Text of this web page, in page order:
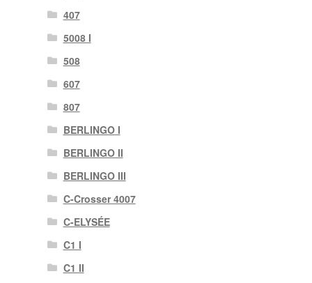
407
5008 I
508
607
807
BERLINGO I
BERLINGO II
BERLINGO III
C-Crosser 4007
C-ELYSÉE
C1 I
C1 II